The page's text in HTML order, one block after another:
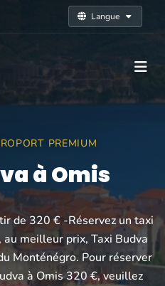
Langue
PREMIUM
à Omis
de 320 € -Réservez un taxi
meilleur prix, Taxi Budva
Monténégro. Pour réserver
à Omis 320 €, veuillez